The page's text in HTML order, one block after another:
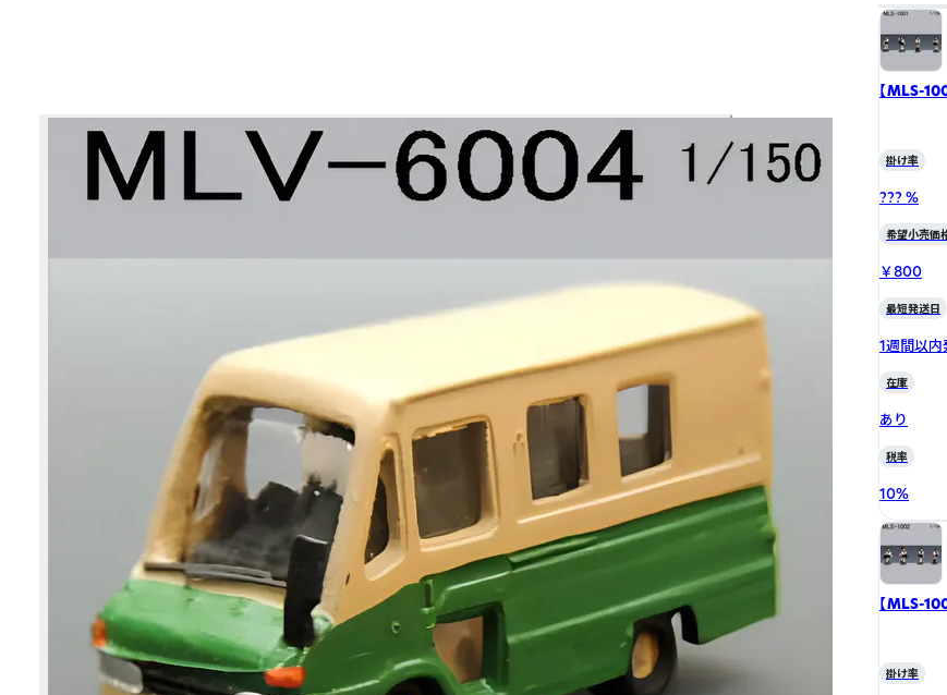
【MLS-
掛け率
??? %
希望小売価
￥800
最短発送日
1週間以内
在庫
あり
税率
10%
【MLS-
掛け率